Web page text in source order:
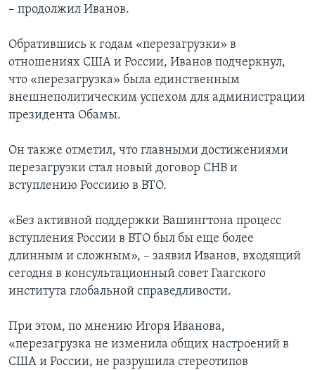
– продолжил Иванов.
Обратившись к годам «перезагрузки» в
отношениях США и России, Иванов подчеркнул,
что «перезагрузка» была единственным
внешнеполитическим успехом для администрации
президента Обамы.
Он также отметил, что главными достижениями
перезагрузки стал новый договор СНВ и
вступлению Россиию в ВТО.
«Без активной поддержки Вашингтона процесс
вступления России в ВТО был бы еще более
длинным и сложным», – заявил Иванов, входящий
сегодня в консультационный совет Гаагского
института глобальной справедливости.
При этом, по мнению Игоря Иванова,
«перезагрузка не изменила общих настроений в
США и России, не разрушила стереотипов